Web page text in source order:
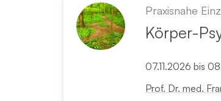
Praxisnahe
Körper-
07.11.2026 bis
Prof. Dr. med.